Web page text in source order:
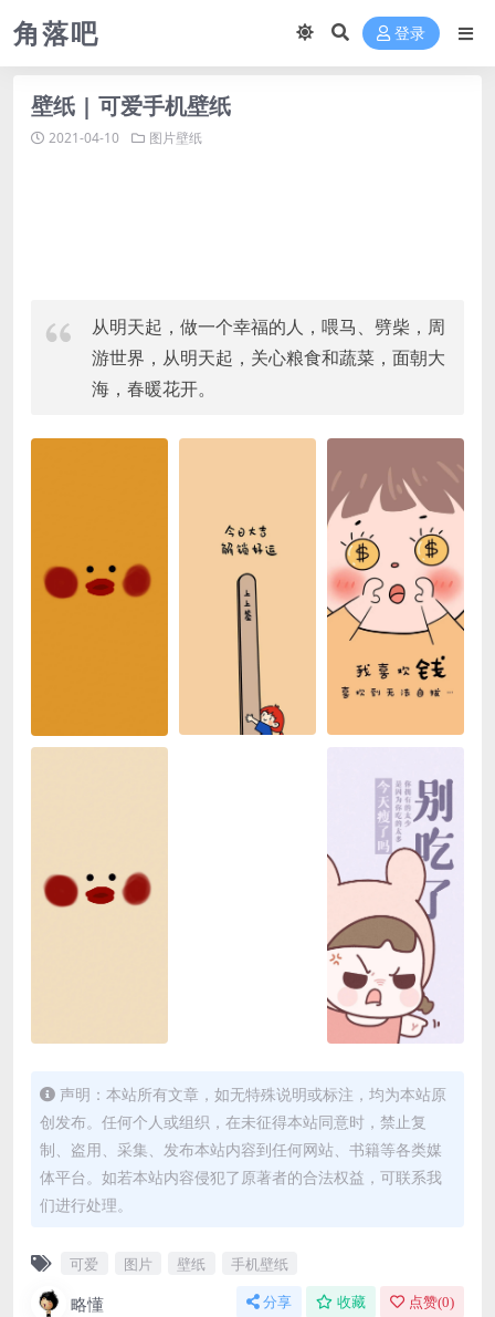
角落吧 登录
壁纸 | 可爱手机壁纸
2021-04-10 图片壁纸
从明天起，做一个幸福的人，喂马、劈柴，周
游世界，从明天起，关心粮食和蔬菜，面朝大
海，春暖花开。
声明：本站所有文章，如无特殊说明或标注，均为本站原
创发布。任何个人或组织，在未征得本站同意时，禁止复
制、盗用、采集、发布本站内容到任何网站、书籍等各类媒
体平台。如若本站内容侵犯了原著者的合法权益，可联系我
们进行处理。
可爱 图片 壁纸 手机壁纸
略懂 分享 收藏 点赞(0)